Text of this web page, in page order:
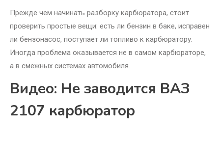
Прежде чем начинать разборку карбюратора, стоит
проверить простые вещи: есть ли бензин в баке, исправен
ли бензонасос, поступает ли топливо к карбюратору.
Иногда проблема оказывается не в самом карбюраторе,
а в смежных системах автомобиля.
Видео: Не заводится ВАЗ
2107 карбюратор